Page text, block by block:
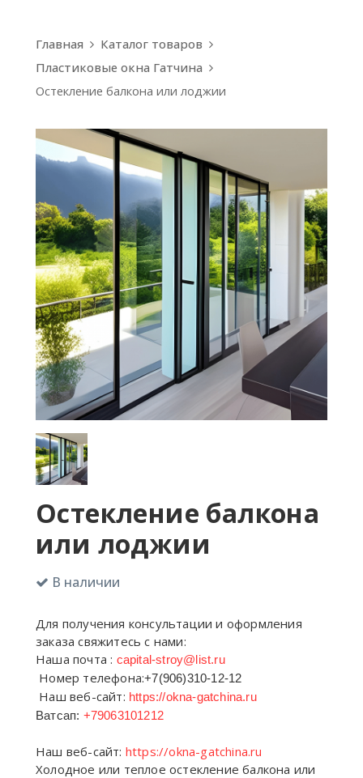
Главная
Каталог товаров
Пластиковые окна Гатчина
Остекление балкона или лоджии
Остекление балкона
или лоджии
В наличии
Для получения консультации и оформления
заказа свяжитесь с нами:
Наша почта : capital-stroy@list.ru
Номер телефона:+7(906)310-12-12
Наш веб-сайт: https://okna-gatchina.ru
Ватсап: +79063101212
Наш веб-сайт: https://okna-gatchina.ru
Холодное или теплое остекление балкона или